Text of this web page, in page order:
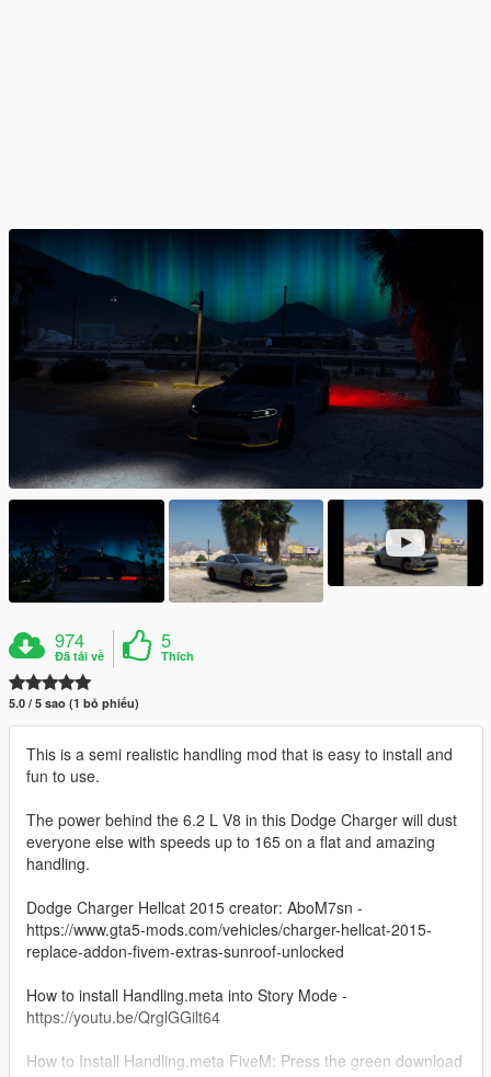
974
Đã tải về
5
Thích
5.0 / 5 sao (1 bỏ phiếu)
This is a semi realistic handling mod that is easy to install and
fun to use.
The power behind the 6.2 L V8 in this Dodge Charger will dust
everyone else with speeds up to 165 on a flat and amazing
handling.
Dodge Charger Hellcat 2015 creator: AboM7sn -
https://www.gta5-mods.com/vehicles/charger-hellcat-2015-
replace-addon-fivem-extras-sunroof-unlocked
How to install Handling.meta into Story Mode -
https://youtu.be/QrglGGilt64
How to Install Handling.meta FiveM: Press the green download